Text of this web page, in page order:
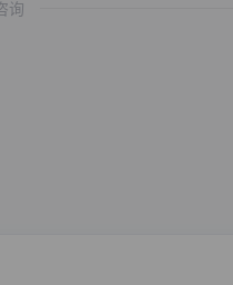
询